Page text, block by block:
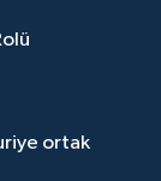
ortak